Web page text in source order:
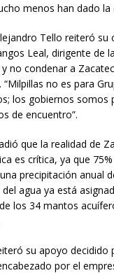
menos han dado la
Tello reiteró su
Leal, dirigente de
no condenar a
no es para
los gobiernos somos
de encuentro”.
que la realidad de
es crítica, ya que
precipitación anual
agua ya está
los 34 mantos
su apoyo decidido
por el